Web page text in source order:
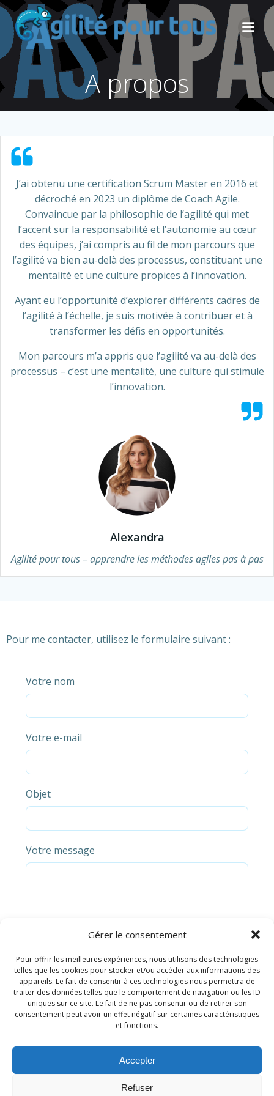
Gérer le consentement
Pour offrir les meilleures expériences, nous utilisons des technologies
telles que les cookies pour stocker et/ou accéder aux informations des
appareils. Le fait de consentir à ces technologies nous permettra de
traiter des données telles que le comportement de navigation ou les ID
uniques sur ce site. Le fait de ne pas consentir ou de retirer son
consentement peut avoir un effet négatif sur certaines caractéristiques
et fonctions.
Accepter
Refuser
Aller
au
contenu
A propos
J’ai obtenu une certification Scrum Master en 2016 et
décroché en 2023 un diplôme de Coach Agile.
Convaincue par la philosophie de l’agilité qui met
l’accent sur la responsabilité et l’autonomie au cœur
des équipes, j’ai compris au fil de mon parcours que
l’agilité va bien au-delà des processus, constituant une
mentalité et une culture propices à l’innovation.
Ayant eu l’opportunité d’explorer différents cadres de
l’agilité à l’échelle, je suis motivée à contribuer et à
transformer les défis en opportunités.
Mon parcours m’a appris que l’agilité va au-delà des
processus – c’est une mentalité, une culture qui stimule
l’innovation.
Alexandra
Agilité pour tous – apprendre les méthodes agiles pas à pas
Pour me contacter, utilisez le formulaire suivant :
Votre nom
Votre e-mail
Objet
Votre message